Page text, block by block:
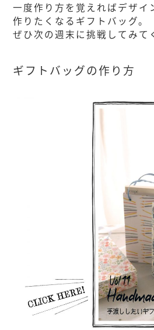
一度作り方を覚えればデザイ
作りたくなるギフトバッグ。
ぜひ次の週末に挑戦してみて
ギフトバッグの作り方